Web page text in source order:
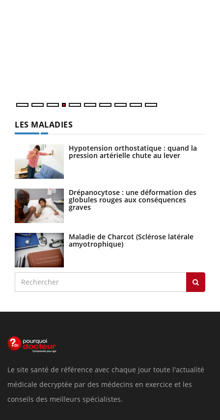
LES MALADIES
Hypotension orthostatique : quand la
pression artérielle chute au lever
Drépanocytose : une déformation des
globules rouges aux conséquences
graves
Maladie de Charcot (Sclérose latérale
amyotrophique)
Le site santé de référence avec chaque jour toute l'actualité
médicale decryptée par des médecins en exercice et les
conseils des meilleurs spécialistes.